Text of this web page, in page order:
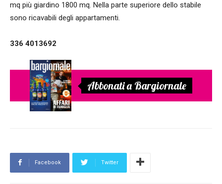
mq più giardino 1800 mq. Nella parte superiore dello stabile
sono ricavabili degli appartamenti.
336 4013692
Abbonati a Bargiornale
Facebook Twitter